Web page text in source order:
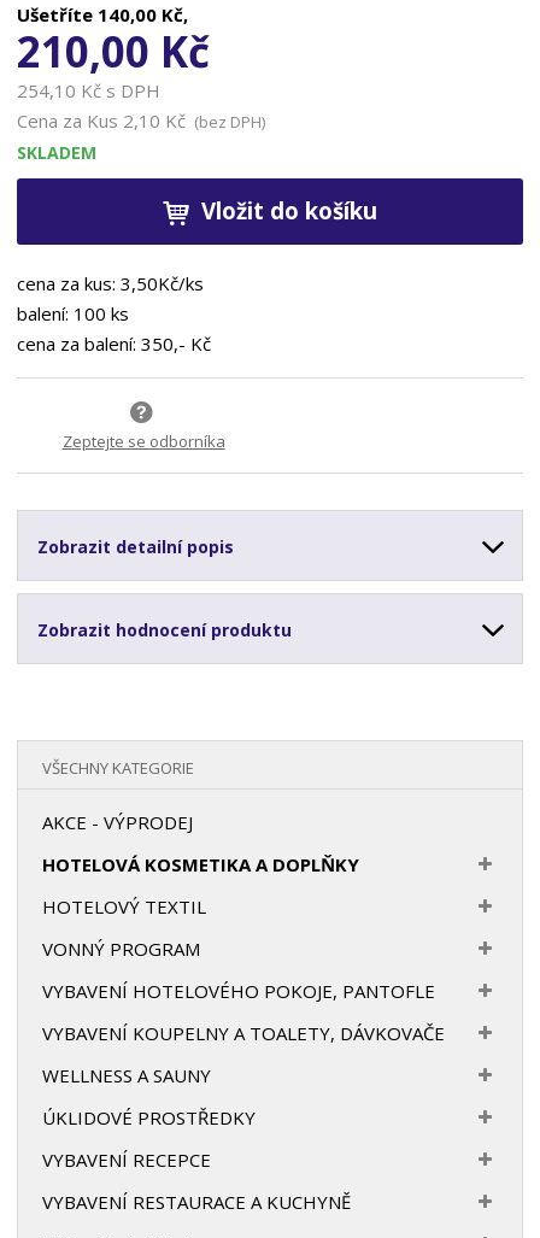
Ušetříte 140,00 Kč,
210,00 Kč
254,10 Kč s DPH
Cena za Kus 2,10 Kč (bez DPH)
SKLADEM
Vložit do košíku
cena za kus: 3,50Kč/ks
balení: 100 ks
cena za balení: 350,- Kč
Zeptejte se odborníka
Zobrazit detailní popis
Zobrazit hodnocení produktu
VŠECHNY KATEGORIE
AKCE - VÝPRODEJ
HOTELOVÁ KOSMETIKA A DOPLŇKY
HOTELOVÝ TEXTIL
VONNÝ PROGRAM
VYBAVENÍ HOTELOVÉHO POKOJE, PANTOFLE
VYBAVENÍ KOUPELNY A TOALETY, DÁVKOVAČE
WELLNESS A SAUNY
ÚKLIDOVÉ PROSTŘEDKY
VYBAVENÍ RECEPCE
VYBAVENÍ RESTAURACE A KUCHYNĚ